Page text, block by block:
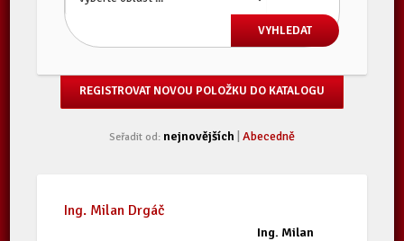
REGISTROVAT NOVOU POLOŽKU DO KATALOGU
Seřadit od: nejnovějších Abecedně
Ing. Milan
Ing. Milan Drgáč